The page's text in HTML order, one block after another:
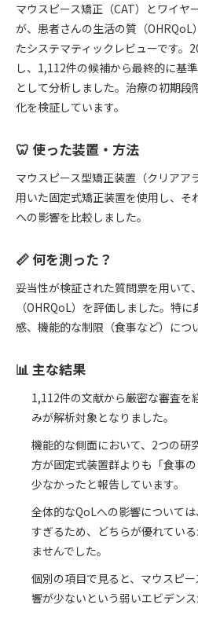
マウスピース矯正（CAT）とワイヤ
が、患者さんの生活の質（OHRQoL
たシステマティックレビューです。
し、1,112件の候補から最終的に基
として分析しました。治療の初期
化を検証しています。
🦷 使った装置・方法
マウスピース型矯正装置（クリアア
用いた固定式矯正装置を使用し、そ
への影響を比較しました。
📏 何を測った？
妥当性が検証された質問票を用いて
（OHRQoL）を評価しました。特
感、機能的な制限（食事など）につ
📊 主な結果
1,112件の文献から厳密な審査を
みが解析対象となりました。
機能的な側面において、2つの研
方が固定式装置群よりも「食事
少なかったと報告しています。
全体的なQoLへの影響について
すぎるため、どちらが優れてい
ませんでした。
個別の項目で見ると、マウスピ
響が少ないという弱いエビデンス